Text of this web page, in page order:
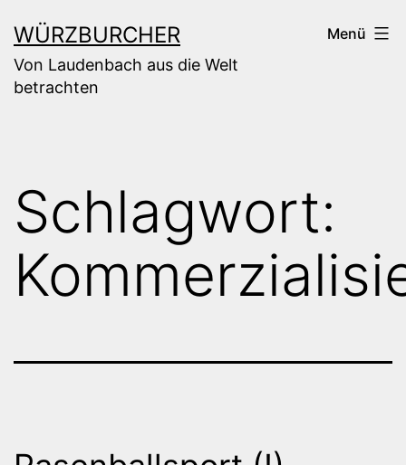
Inhalt
springen
WÜRZBURCHER
Von Laudenbach aus die Welt
betrachten
Menü
Schlagwort: